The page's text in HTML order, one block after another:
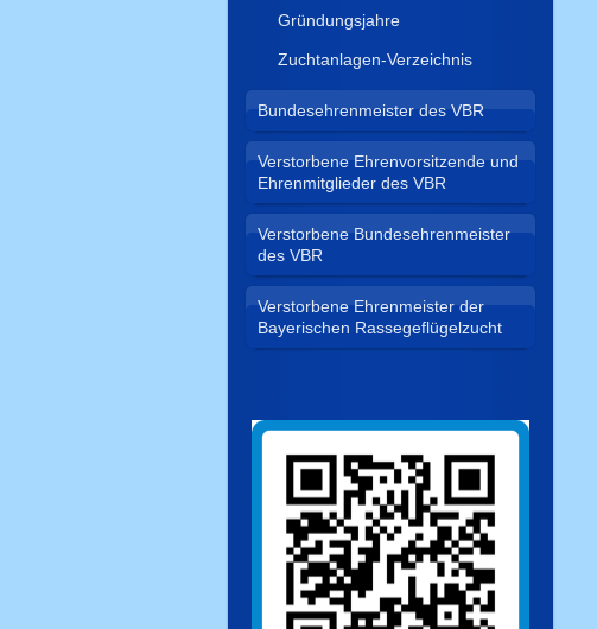
Gründungsjahre
Zuchtanlagen-Verzeichnis
Bundesehrenmeister des VBR
Verstorbene Ehrenvorsitzende und
Ehrenmitglieder des VBR
Verstorbene Bundesehrenmeister
des VBR
Verstorbene Ehrenmeister der
Bayerischen Rassegeflügelzucht